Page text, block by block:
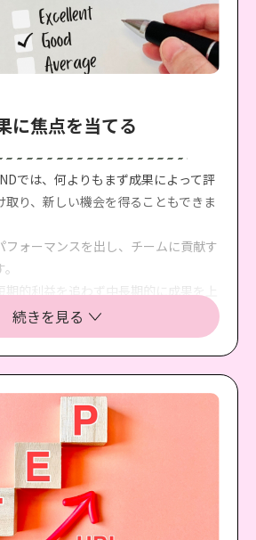
に焦点を当てる
では、何よりもまず成果によって評
り、新しい機会を得ることもできま
フォーマンスを出し、チームに貢献す
期的利益を追わず中長期的に成果を上
的に正しく最良のプロセスを追及しま
ではなく、より良いサービスを提供し
を創っていくために利益はなくてはな
います。ですから、私達にとって、
優先順位を決め、最良の選択をして仕
なパートナーとなるのです。
続きを見る